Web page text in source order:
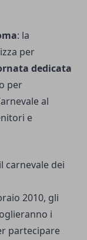
: la
per
dedicata
per
al
e
il carnevale dei
2010, gli
i
partecipare